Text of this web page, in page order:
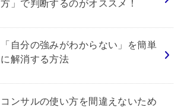
方」で判断するのがオススメ！
「自分の強みがわからない」を簡単
に解消する方法
コンサルの使い方を間違えないため